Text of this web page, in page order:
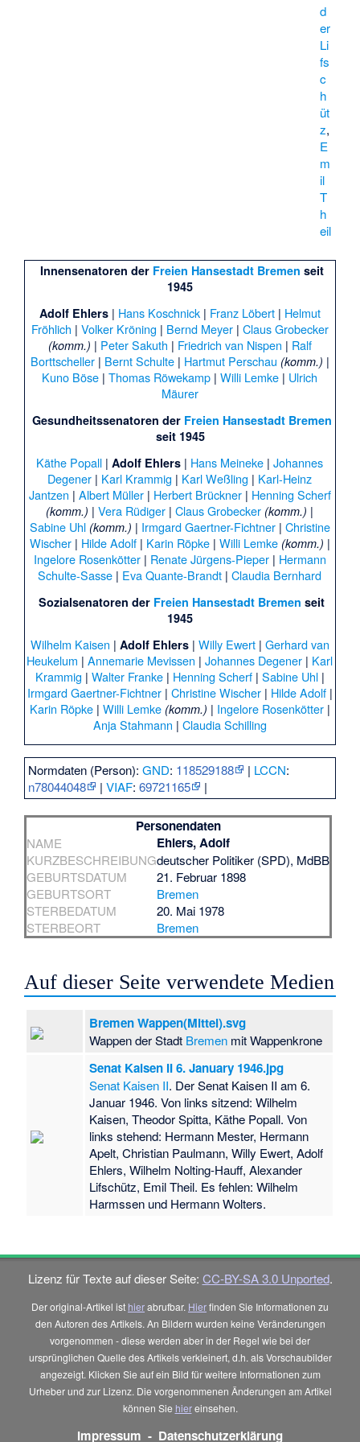
d
er
Li
fs
c
h
üt
z,
E
m
il
T
h
eil
Innensenatoren der Freien Hansestadt Bremen seit
1945
Adolf Ehlers| Hans Koschnick| Franz Löbert| Helmut
Fröhlich | Volker Kröning | Bernd Meyer| Claus Grobecker
(komm.) | Peter Sakuth | Friedrich van Nispen | Ralf
Borttscheller| Bernt Schulte| Hartmut Perschau (komm.) |
Kuno Böse |Thomas Röwekamp |Willi Lemke | Ulrich
Mäurer
Gesundheitssenatoren der Freien Hansestadt Bremen
seit 1945
Käthe Popall |Adolf Ehlers | Hans Meineke |Johannes
Degener | Karl Krammig | Karl Weßling | Karl-Heinz
Jantzen | Albert Müller| Herbert Brückner| Henning Scherf
(komm.) |Vera Rüdiger |Claus Grobecker (komm.) |
Sabine Uhl (komm.) | Irmgard Gaertner-Fichtner| Christine
Wischer| Hilde Adolf| Karin Röpke| Willi Lemke (komm.) |
Ingelore Rosenkötter| Renate Jürgens-Pieper| Hermann
Schulte-Sasse | Eva Quante-Brandt |Claudia Bernhard
Sozialsenatoren der Freien Hansestadt Bremen seit
1945
Wilhelm Kaisen | Adolf Ehlers| Willy Ewert| Gerhard van
Heukelum |Annemarie Mevissen |Johannes Degener | Karl
Krammig | Walter Franke| Henning Scherf| Sabine Uhl|
Irmgard Gaertner-Fichtner| Christine Wischer| Hilde Adolf|
Karin Röpke| Willi Lemke (komm.) | Ingelore Rosenkötter|
Anja Stahmann | Claudia Schilling
Normdaten (Person):GND: 118529188 | LCCN:
n78044048
|VIAF:69721165 |
Personendaten
NAME Ehlers, Adolf
KURZBESCHREIBUNGdeutscher Politiker (SPD), MdBB
GEBURTSDATUM
21. Februar 1898
GEBURTSORT
Bremen
STERBEDATUM
20. Mai 1978
STERBEORT
Bremen
Auf dieser Seite verwendete Medien
Bremen Wappen(Mittel).svg
Wappen der Stadt Bremen mit Wappenkrone
Senat Kaisen II 6. January 1946.jpg
Senat Kaisen II. Der Senat Kaisen II am 6.
Januar 1946. Von links sitzend: Wilhelm
Kaisen, Theodor Spitta, Käthe Popall. Von
links stehend: Hermann Mester, Hermann
Apelt, Christian Paulmann, Willy Ewert, Adolf
Ehlers, Wilhelm Nolting-Hauff, Alexander
Lifschütz, Emil Theil. Es fehlen: Wilhelm
Harmssen und Hermann Wolters.
Lizenz für Texte auf dieser Seite: CC-BY-SA 3.0 Unported.
Der original-Artikel ist hierabrufbar. Hierfinden Sie Informationen zu
den Autoren des Artikels. An Bildern wurden keine Veränderungen
vorgenommen - diese werden aber in der Regel wie bei der
ursprünglichen Quelle des Artikels verkleinert, d.h. als Vorschaubilder
angezeigt. Klicken Sie auf ein Bild für weitere Informationen zum
Urheber und zur Lizenz. Die vorgenommenen Änderungen am Artikel
können Sie hiereinsehen.
Impressum - Datenschutzerklärung